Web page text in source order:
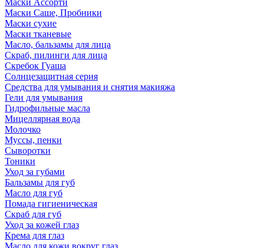
Маски Ассорти
Маски Саше, Пробники
Маски сухие
Маски тканевые
Масло, бальзамы для лица
Скраб, пилинги для лица
Скребок Гуаша
Солнцезащитная серия
Средства для умывания и снятия макияжа
Гели для умывания
Гидрофильные масла
Мицеллярная вода
Молочко
Муссы, пенки
Сыворотки
Тоники
Уход за губами
Бальзамы для губ
Масло для губ
Помада гигиеническая
Скраб для губ
Уход за кожей глаз
Крема для глаз
Масло для кожи вокруг глаз